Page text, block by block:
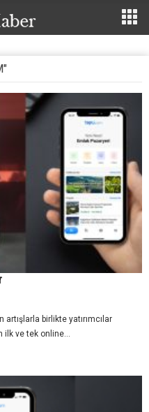
artışlarla birlikte yatırımcılar
ilk ve tek online...